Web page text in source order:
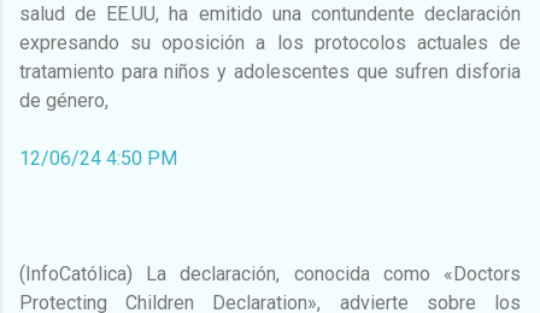
salud de EE.UU, ha emitido una contundente declaración
expresando su oposición a los protocolos actuales de
tratamiento para niños y adolescentes que sufren disforia
de género,
12/06/24 4:50 PM
(InfoCatólica) La declaración, conocida como «Doctors
Protecting Children Declaration», advierte sobre los